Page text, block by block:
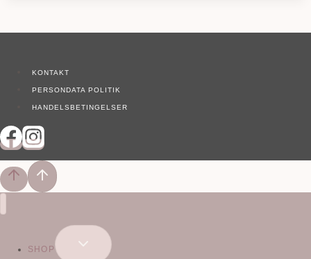
KONTAKT
PERSONDATA POLITIK
HANDELSBETINGELSER
SHOP
SKIFT
UNDERMENU